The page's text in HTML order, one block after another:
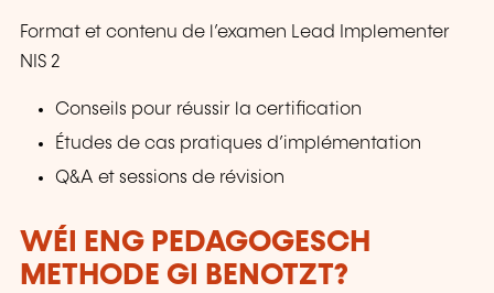
Format et contenu de l’examen Lead Implementer
NIS 2
Conseils pour réussir la certification
Études de cas pratiques d’implémentation
Q&A et sessions de révision
WÉI ENG PEDAGOGESCH
METHODE GI BENOTZT?